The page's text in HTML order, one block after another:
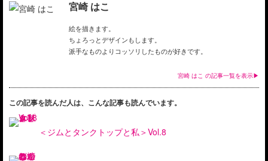
宮崎 はこ
絵を描きます。
ちょろっとデザインもします。
派手なものよりコッソリしたものが好きです。
宮崎 はこ の記事一覧を表示▶
この記事を読んだ人は、こんな記事も読んでいます。
＜ジムとタンクトップと私＞Vol.8